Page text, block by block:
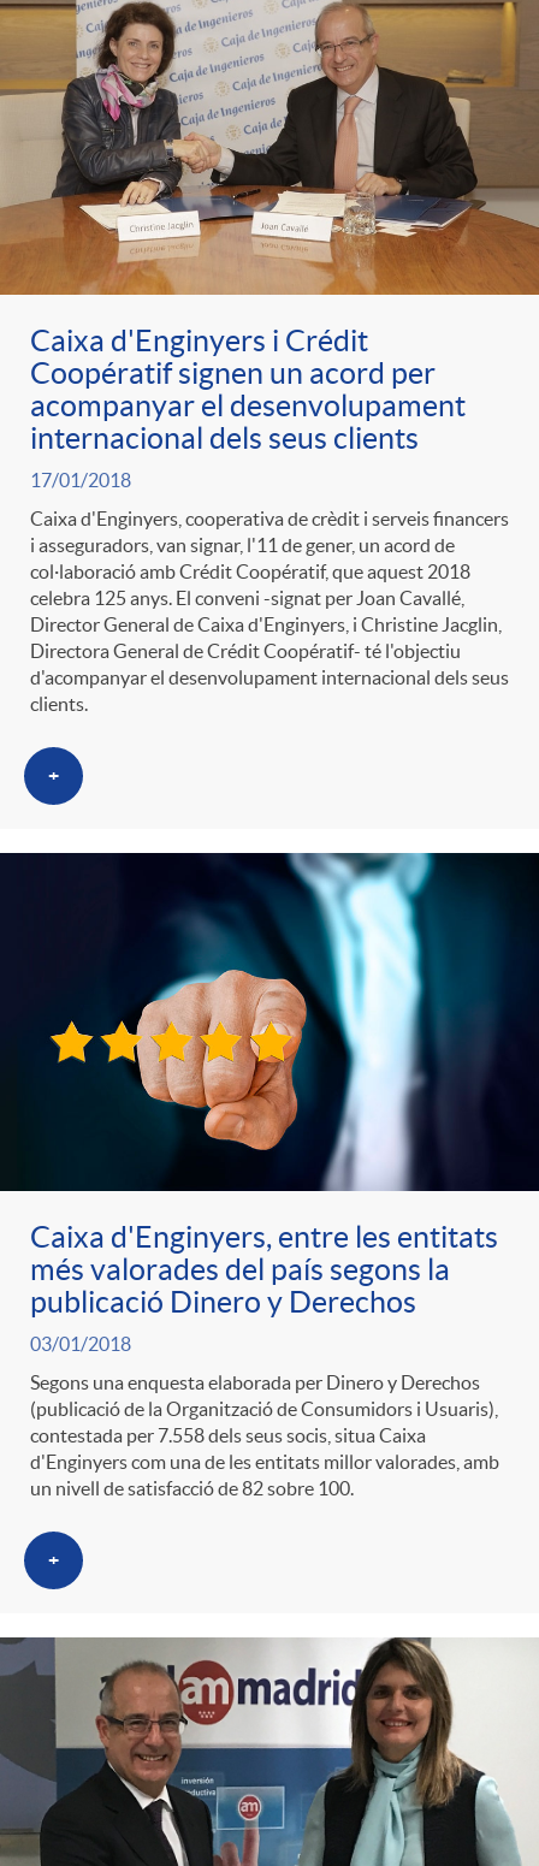
Caixa d'Enginyers i Crédit
Coopératif signen un acord per
acompanyar el desenvolupament
internacional dels seus clients
17/01/2018
Caixa d'Enginyers, cooperativa de crèdit i serveis financers
i asseguradors, van signar, l'11 de gener, un acord de
col·laboració amb Crédit Coopératif, que aquest 2018
celebra 125 anys. El conveni -signat per Joan Cavallé,
Director General de Caixa d'Enginyers, i Christine Jacglin,
Directora General de Crédit Coopératif- té l'objectiu
d'acompanyar el desenvolupament internacional dels seus
clients.
+
Caixa d'Enginyers, entre les entitats
més valorades del país segons la
publicació Dinero y Derechos
03/01/2018
Segons una enquesta elaborada per Dinero y Derechos
(publicació de la Organització de Consumidors i Usuaris),
contestada per 7.558 dels seus socis, situa Caixa
d'Enginyers com una de les entitats millor valorades, amb
un nivell de satisfacció de 82 sobre 100.
+